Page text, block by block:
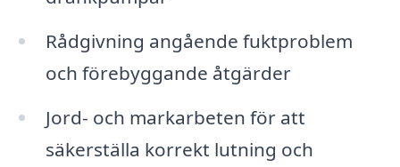
Rådgivning angående fuktproblem
och förebyggande åtgärder
Jord- och markarbeten för att
säkerställa korrekt lutning och